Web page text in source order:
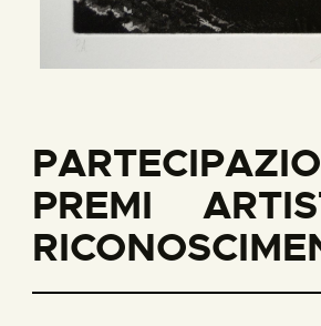
PREMI